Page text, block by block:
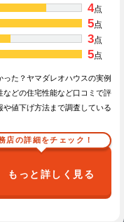
4点
5点
3点
5点
た？ヤマダレオハウスの実例
どの住宅性能など口コミで評
値下げ方法まで調査している
店の詳細をチェック！
もっと詳しく見る